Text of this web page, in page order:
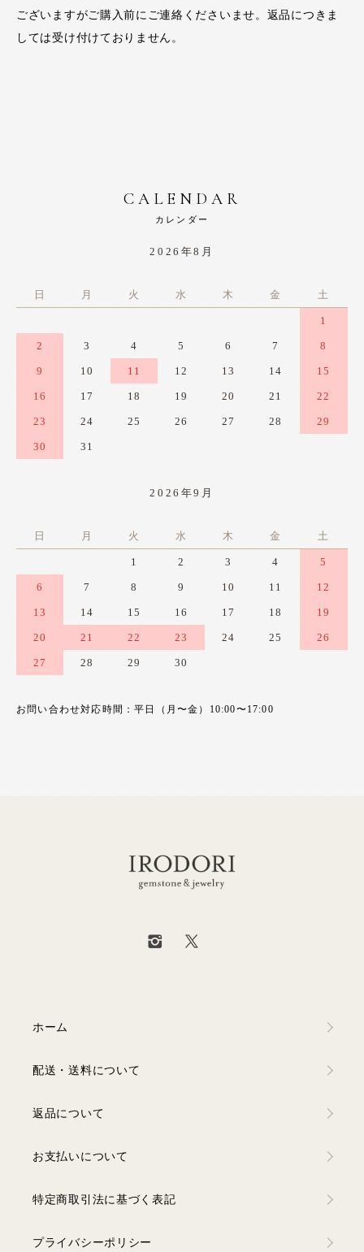
ございますがご購入前にご連絡くださいませ。返品につきま
しては受け付けておりません。
CALENDAR
カレンダー
2026年8月
日 月 火 水 木 金 土
1
2 3 4 5 6 7 8
9 10 11 12 13 14 15
16 17 18 19 20 21 22
23 24 25 26 27 28 29
30 31
2026年9月
日 月 火 水 木 金 土
1 2 3 4 5
6 7 8 9 10 11 12
13 14 15 16 17 18 19
20 21 22 23 24 25 26
27 28 29 30
お問い合わせ対応時間：平日（月〜金）10:00〜17:00
ホーム
配送・送料について
返品について
お支払いについて
特定商取引法に基づく表記
プライバシーポリシー